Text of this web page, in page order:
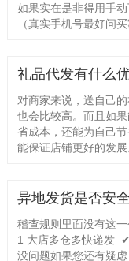
如果实在是非得用手
（真实手机号最好问
礼品代发有什么
对商家来说，送自己
也会比较高。而且如
省成本，还能为自己
能保证店铺更好的发
异地发货是否安
稽查规则里面没有这
1 大店多仓多快递发
没问题如果您还有疑